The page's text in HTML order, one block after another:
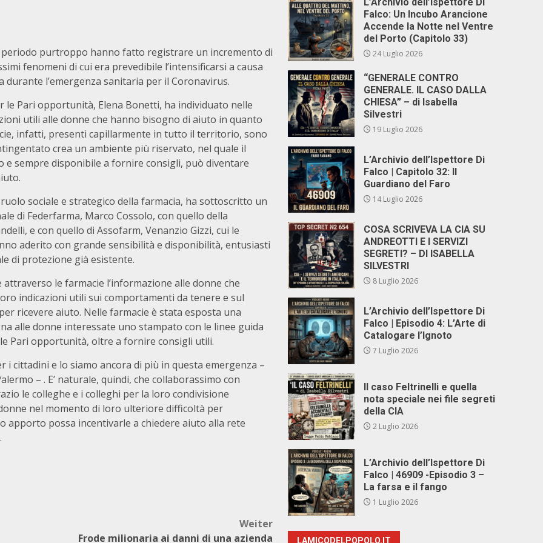
periodo purtroppo hanno fatto registrare un incremento di
fenomeni di cui era prevedibile l’intensificarsi a causa
l’emergenza sanitaria per il Coronavirus.
Pari opportunità, Elena Bonetti, ha individuato nelle
utili alle donne che hanno bisogno di aiuto in quanto
infatti, presenti capillarmente in tutto il territorio, sono
crea un ambiente più riservato, nel quale il
sempre disponibile a fornire consigli, può diventare
sociale e strategico della farmacia, ha sottoscritto un
di Federfarma, Marco Cossolo, con quello della
e con quello di Assofarm, Venanzio Gizzi, cui le
aderito con grande sensibilità e disponibilità, entusiasti
di protezione già esistente.
le farmacie l’informazione alle donne che
indicazioni utili sui comportamenti da tenere e sul
ricevere aiuto. Nelle farmacie è stata esposta una
alle donne interessate uno stampato con le linee guida
Pari opportunità, oltre a fornire consigli utili.
cittadini e lo siamo ancora di più in questa emergenza –
– . E’ naturale, quindi, che collaborassimo con
le colleghe e i colleghi per la loro condivisione
nel momento di loro ulteriore difficoltà per
apporto possa incentivarle a chiedere aiuto alla rete
Weiter
Frode milionaria ai danni di una azienda
Falco: Un Incubo Arancione
Accende la Notte nel Ventre
del Porto (Capitolo 33)
24 Luglio 2026
“GENERALE CONTRO
GENERALE. IL CASO DALLA
CHIESA” – di Isabella
Silvestri
19 Luglio 2026
L’Archivio dell’Ispettore Di
Falco | Capitolo 32: Il
Guardiano del Faro
14 Luglio 2026
COSA SCRIVEVA LA CIA SU
ANDREOTTI E I SERVIZI
SEGRETI? – DI ISABELLA
SILVESTRI
8 Luglio 2026
L’Archivio dell’Ispettore Di
Falco | Episodio 4: L’Arte di
Catalogare l’Ignoto
7 Luglio 2026
Il caso Feltrinelli e quella
nota speciale nei file segreti
della CIA
2 Luglio 2026
L’Archivio dell’Ispettore Di
Falco | 46909 -Episodio 3 –
La farsa e il fango
1 Luglio 2026
LAMICODELPOPOLO.IT